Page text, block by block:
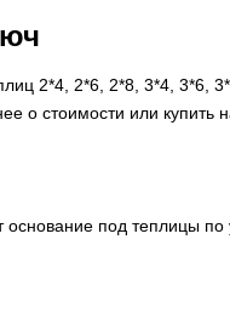
2*4, 2*6, 2*8, 3*4, 3*6,
о стоимости или
под теплицы